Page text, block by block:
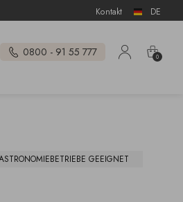
Kontakt DE
0800 - 91 55 777 0
GEEIGNET